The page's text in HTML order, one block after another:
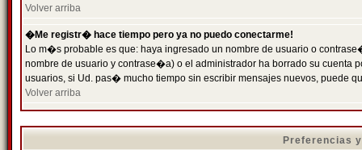
Volver arriba
�Me registr� hace tiempo pero ya no puedo conectarme!
Lo m�s probable es que: haya ingresado un nombre de usuario o
nombre de usuario y contrase�a) o el administrador ha borrado su
usuarios, si Ud. pas� mucho tiempo sin escribir mensajes nuevos, puede
Volver arriba
Preferencias